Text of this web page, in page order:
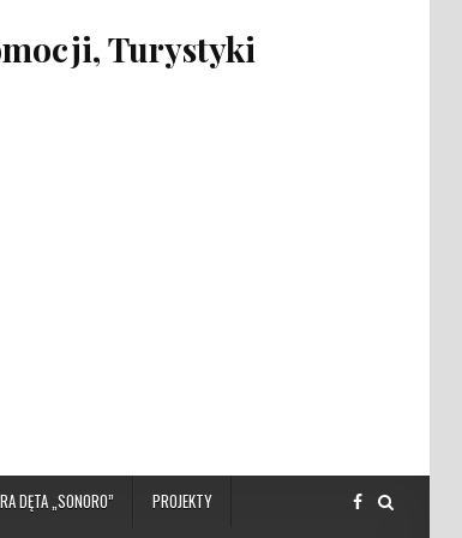
Turystyki
DĘTA „SONORO” PROJEKTY